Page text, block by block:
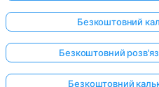
Безкоштовний
Безкоштовний
Безкоштовний